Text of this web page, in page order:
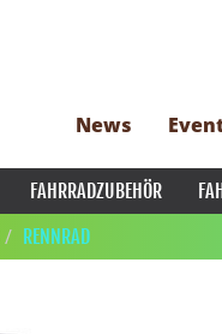
News
FAHRRADZUBEHÖR
RENNRAD